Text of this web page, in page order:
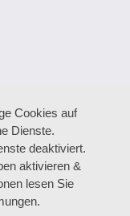
Cookies auf
Dienste.
deaktiviert.
aktivieren &
lesen Sie